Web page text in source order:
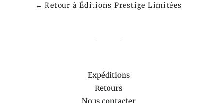
← Retour à Éditions Prestige Limitées
Expéditions
Retours
Nous contacter